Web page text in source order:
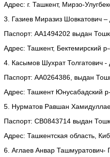
Адрес: г. Ташкент, Мирзо-
3. Газиев Миразиз Шовкатович
Паспорт: АА1494202 выдан
Адрес: Ташкент, Бектемирский
4. Касымов Шухрат Толгатович
Паспорт: АА0264386, выдан
Адрес: Ташкент Юнусабадский
5. Нурматов Равшан
Паспорт: СВ0843714 выдан
Адрес: Ташкентская область,
6. Аглаев Анвар Ташмуратович-